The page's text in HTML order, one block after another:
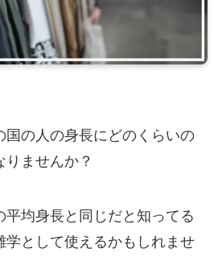
国の人の身長にどのくらいの
ませんか？
平均身長と同じだと知ってる
学として使えるかもしれませ